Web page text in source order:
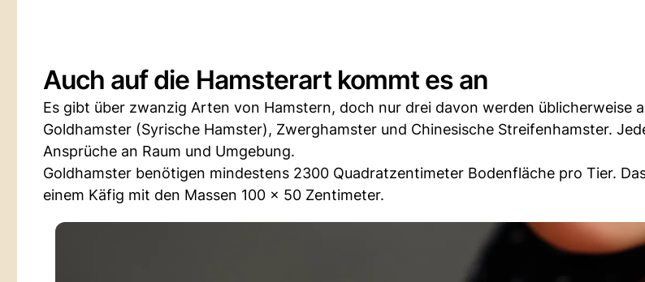
Auch auf die Hamsterart kommt es an
Es gibt über zwanzig Arten von Hamstern, doch nur drei davon werden üblicherweise
Goldhamster (Syrische Hamster), Zwerghamster und Chinesische Streifenhamster.
Ansprüche an Raum und Umgebung.
Goldhamster benötigen mindestens 2300 Quadratzentimeter Bodenfläche pro Tier.
einem Käfig mit den Massen 100 x 50 Zentimeter.